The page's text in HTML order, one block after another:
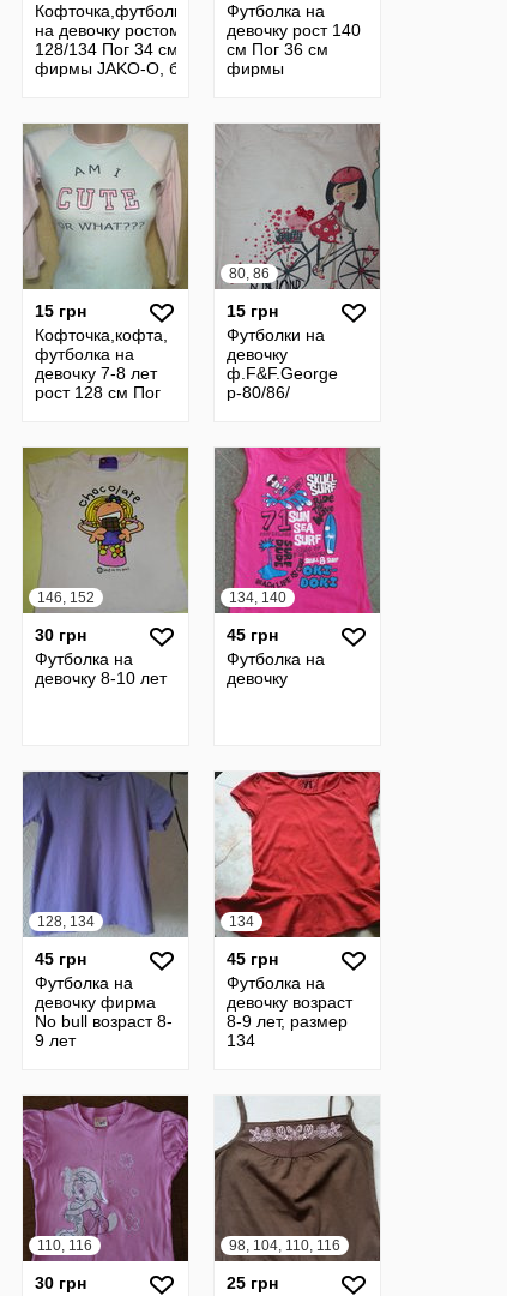
Кофточка,футболка
на девочку ростом
128/134 Пог 34 см
фирмы JAKO-O, б/
Футболка на
девочку рост 140
см Пог 36 см
фирмы
15 грн
Кофточка,кофта,
футболка на
девочку 7-8 лет
рост 128 см Пог
Олх Доставка
80, 86
15 грн
Футболки на
девочку
ф.F&F.George
р-80/86/
146, 152
30 грн
Футболка на
девочку 8-10 лет
134, 140
45 грн
Футболка на
девочку
128, 134
45 грн
Футболка на
девочку фирма
No bull возраст 8-
9 лет
134
45 грн
Футболка на
девочку возраст
8-9 лет, размер
134
110, 116
30 грн
98, 104, 110, 116
25 грн